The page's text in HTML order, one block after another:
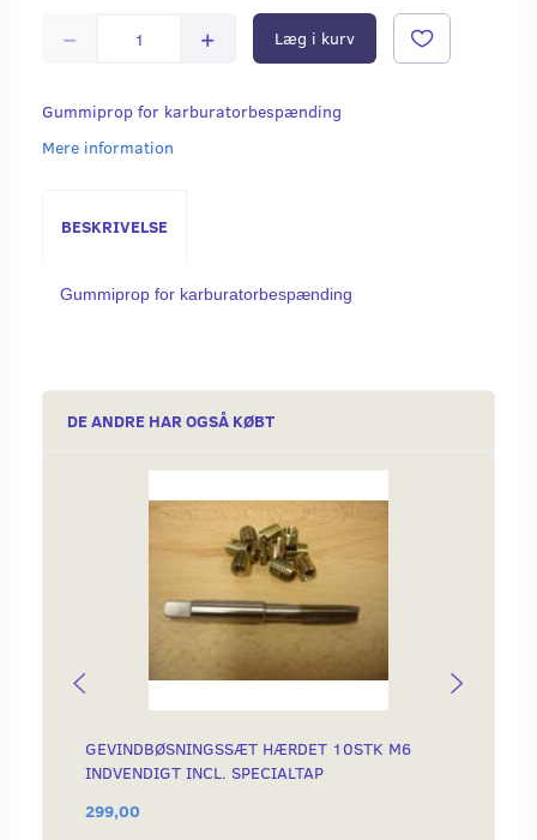
Læg i kurv
Gummiprop for karburatorbespænding
Mere information
BESKRIVELSE
Gummiprop for karburatorbespænding
DE ANDRE HAR OGSÅ KØBT
GEVINDBØSNINGSSÆT HÆRDET 10STK M6
INDVENDIGT INCL. SPECIALTAP
299,00